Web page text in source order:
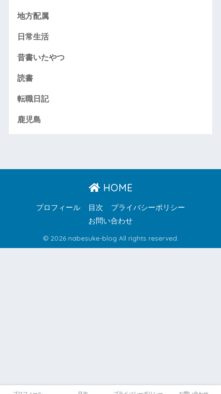
地方配属
日常生活
昔書いたやつ
読書
転職日記
鹿児島
HOME
プロフィール 目次
プライバシーポリシー
お問い合わせ
© 2026 nabesuke-blog All rights reserved.